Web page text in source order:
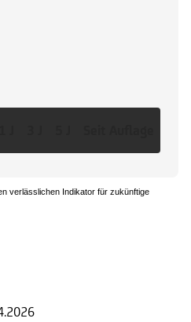
verlässlichen Indikator für zukünftige